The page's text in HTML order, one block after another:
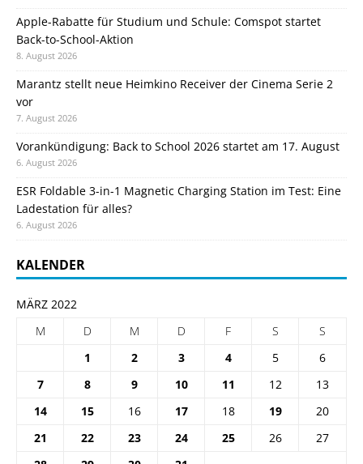
Apple-Rabatte für Studium und Schule: Comspot startet
Back-to-School-Aktion
8. August 2026
Marantz stellt neue Heimkino Receiver der Cinema Serie 2
vor
7. August 2026
Vorankündigung: Back to School 2026 startet am 17. August
6. August 2026
ESR Foldable 3-in-1 Magnetic Charging Station im Test: Eine
Ladestation für alles?
6. August 2026
KALENDER
MÄRZ 2022
M
D M D F S
S
1
2 3 4 5
6
7
8 9 10 11 12
13
14
15 16 17 18 19
20
21
22 23 24 25 26
27